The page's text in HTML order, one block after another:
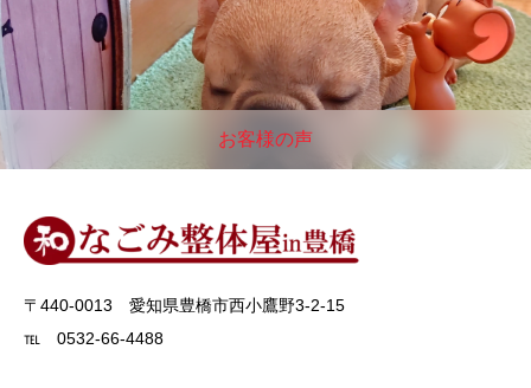
お客様の声
〒440-0013 愛知県豊橋市西小鷹野3-2-15
℡ 0532-66-4488